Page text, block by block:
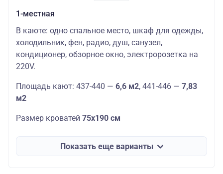
1-местная
В каюте: одно спальное место, шкаф для одежды,
холодильник, фен, радио, душ, санузел,
кондиционер, обзорное окно, электророзетка на
220V.
Площадь кают: 437-440 — 6,6 м2, 441-446 — 7,83
м2
Размер кроватей 75х190 см
Показать еще варианты